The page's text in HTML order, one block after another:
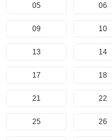
05 06
09 10
13 14
17 18
21 22
25 26